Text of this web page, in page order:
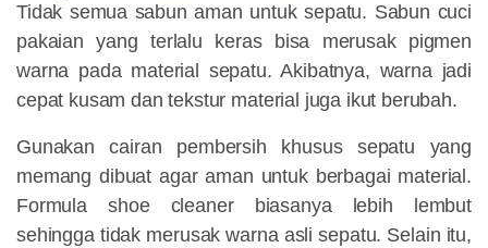
Tidak semua sabun aman untuk sepatu. Sabun cuci
pakaian yang terlalu keras bisa merusak pigmen
warna pada material sepatu. Akibatnya, warna jadi
cepat kusam dan tekstur material juga ikut berubah.
Gunakan cairan pembersih khusus sepatu yang
memang dibuat agar aman untuk berbagai material.
Formula shoe cleaner biasanya lebih lembut
sehingga tidak merusak warna asli sepatu. Selain itu,